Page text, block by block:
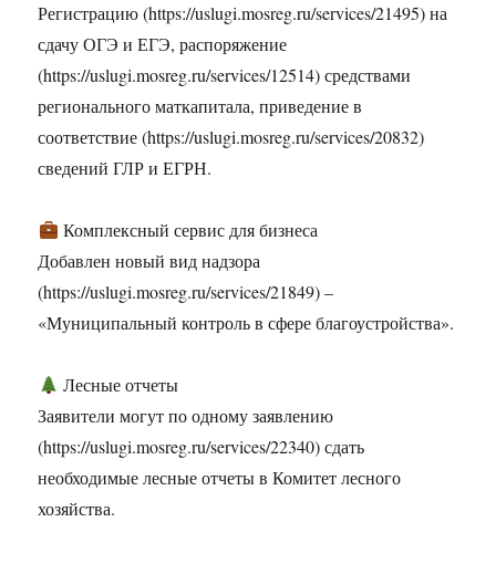
Регистрацию (https://uslugi.mosreg.ru/services/21495) на
сдачу ОГЭ и ЕГЭ, распоряжение
(https://uslugi.mosreg.ru/services/12514) средствами
регионального маткапитала, приведение в
соответствие (https://uslugi.mosreg.ru/services/20832)
сведений ГЛР и ЕГРН.
Комплексный сервис для бизнеса
Добавлен новый вид надзора
(https://uslugi.mosreg.ru/services/21849) –
«Муниципальный контроль в сфере благоустройства».
Лесные отчеты
Заявители могут по одному заявлению
(https://uslugi.mosreg.ru/services/22340) сдать
необходимые лесные отчеты в Комитет лесного
хозяйства.